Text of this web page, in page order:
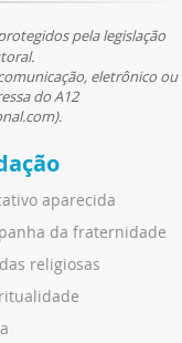
pela legislação
eletrônico ou
do A12
aparecida
da fraternidade
religiosas